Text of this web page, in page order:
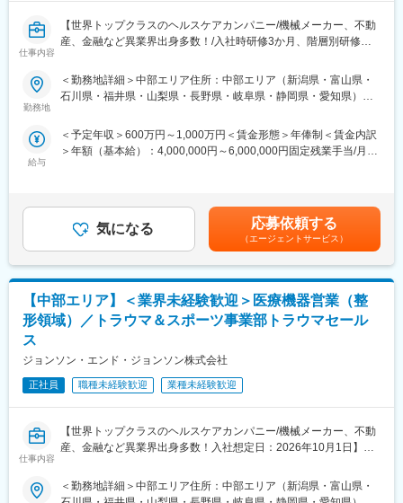
本的なビジネスマナーから、医療営業として必要な知識まで、同
期社員と支えあいながら習得することが可能です。
ェクトは製薬・医療機器メーカーのいずれかに配属します。
配属後も知識とスキルアップのために様々な研修をご用意してい
■明確な評価制度／やりがいや努力がきちんと報われる報酬制度
自身の成果や頑張りが客観的に評価され、年収に反映されます。
る報酬制度になっています。
■豊富なキャリアプランとサポート体制
志向性やその時の環境に応じて「１つの領域で専門性を高める」
「幅広い疾患をカバーできるオールラウンダーになる」「本社部
門（マネージャー、研修部門など）へのキャリアチェンジ」など
幅広いキャリアプランがあります。
また、同社マネージャーのほとんどは、MRからキャリアをチェン
変更の範囲：会社の定める業務
仕事内容
【世界トップクラスのヘルスケアカンパニー/機械メーカー、不動
産、金融など異業界出身多数！/入社時研修3か月、階層別研修な
シェアの製品多数/インセンティブ制度/入社想定日：2026年10月1
日】
★個人の裁量が大きく、年齢・性別関係・社歴関係なく活躍でき
る環境です！
■業務詳細
担当エリアの病院（主に医師）に対し、当社にて扱っている製品
を提案していただきます。医師のニーズを掘り下げた上で解決に
最適なソリューションを提案する、コンサルティングのような営
業スタイルになります。
＜具体的な業務内容＞
・担当する製品の提案、技術サポート（手術の立会いあり）
・販売代理店へのサポート
・各種学会への参加
・担当施設の患者集患の提案、実行
※緊急の呼び出し等は発生いたしません。
サージェリー事業本部で展開している外科の製品群で「手術用縫
合糸」「手術用器機」「止血剤」の大きく3つ分けれております。
勤務地
＜勤務地詳細＞中部エリア住所：中部エリア（新潟県・富山県・
石川県・福井県・山梨県・長野県・岐阜県・静岡県・愛知県）を
囲：会社の定める事業所
給与
＜予定年収＞600万円～1,000万円＜賃金形態＞年俸制＜賃金内訳
＞年額（基本給）：4,000,000円～6,000,000円固定残業手当/月：
補足＞※ご経験やスキルを考慮し決定いたします。※上記はインセ
ンティブを含む金額です。賃金はあくまでも目安の金額であり、
選考を通じて上下する可能性があります。月給(月額)は固定手当を
含めた表記です。
気になる 応募依頼する
（エージェントサービス）
【中部エリア】＜業界未経験歓迎＞医療機器営業（整
形領域）／トラウマ＆スポーツ事業部トラウマセール
ス
ジョンソン・エンド・ジョンソン株式会社
正社員 職種未経験歓迎 業種未経験歓迎
仕事内容
【世界トップクラスのヘルスケアカンパニー/機械メーカー、不動
産、金融など異業界出身多数！入社想定日：2026年10月1日】
担当エリアの病院（主に医師）に対し、当社にて扱っている製品
を提案していただきます。医師のニーズを掘り下げた上で解決に
＜勤務地詳細＞中部エリア住所：中部エリア（新潟県・富山県・